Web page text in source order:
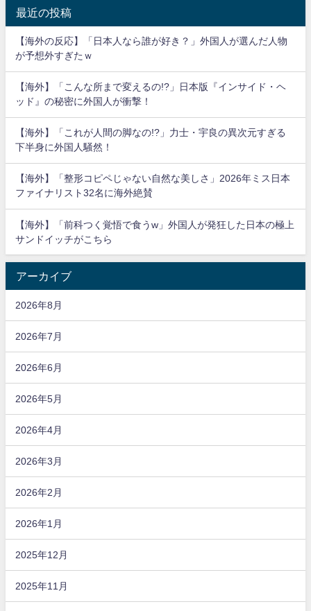
最近の投稿
【海外の反応】「日本人なら誰が好き？」外国人が選んだ人物
が予想外すぎたｗ
【海外】「こんな所まで変えるの!?」日本版『インサイド・ヘ
ッド』の秘密に外国人が衝撃！
【海外】「これが人間の脚なの!?」力士・宇良の異次元すぎる
下半身に外国人騒然！
【海外】「整形コピペじゃない自然な美しさ」2026年ミス日本
ファイナリスト32名に海外絶賛
【海外】「前科つく覚悟で食うw」外国人が発狂した日本の極上
サンドイッチがこちら
アーカイブ
2026年8月
2026年7月
2026年6月
2026年5月
2026年4月
2026年3月
2026年2月
2026年1月
2025年12月
2025年11月